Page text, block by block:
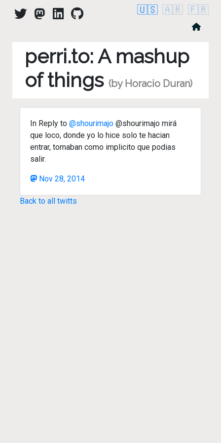
🇺🇸 🇦🇷 🇫🇷
perri.to: A mashup
of things (by Horacio Duran)
In Reply to @shourimajo @shourimajo mirá
que loco, donde yo lo hice solo te hacian
entrar, tomaban como implicito que podias
salir.
Nov 28, 2014
Back to all twitts